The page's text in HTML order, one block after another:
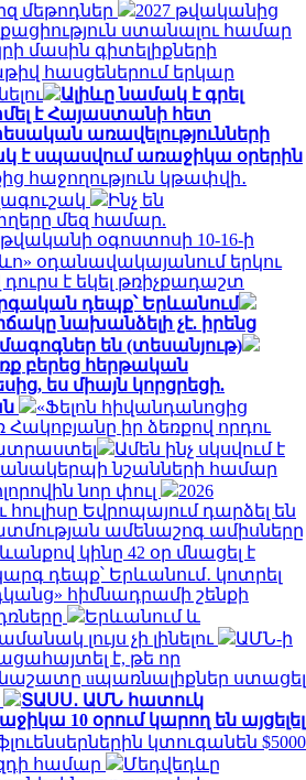
մեթոդներ
2027 թվականից
ստանալու համար
մասին գիտելիքների
հասցեներում երկար
Ալիևը նամակ է գրել
է Հայաստանի հետ
առավելությունների
է սպասվում առաջիկա օրերին
հաջողություն կթափվի․
Ինչ են
մեզ համար.
օգոստոսի 10-16-ի
օդանավակայանում երկու
դուրս է եկել թռիչքադաշտ
դեպք՝ Երևանում
նախանձելի չէ. իրենց
են (տեսանյութ)
բերեց հերթական
ես միայն կորցրեցի.
«Ֆելոն հիվանդանոցից
Հակոբյանը իր ձեռքով որդու
Ամեն ինչ սկսվում է
նշանների համար
նոր փուլ
2026
Եվրոպայում դարձել են
ամենաշոգ ամիսները
կինը 42 օր մնացել է
դեպք՝ Երևանում․ կոտրել
հիմնադրամի շենքի
Երևանում և
լույս չի լինելու
ԱՄՆ-ի
է, թե որ
uպառնալիքներ ստացել
ՏԱՍՍ․ ԱՄՆ հատուկ
10 օրում կարող են այցելել
կտուգանեն $5000
համար
Մեդվեդևը